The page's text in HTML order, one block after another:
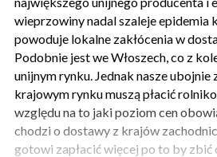
wieprzowiny nadal szaleje epidemia
powoduje lokalne zakłócenia w
Podobnie jest we Włoszech, co z
unijnym rynku. Jednak nasze ubojnie
krajowym rynku muszą płacić
względu na to jaki poziom cen
chodzi o dostawy z krajów
gotowi zapłacić więcej po to by zbić